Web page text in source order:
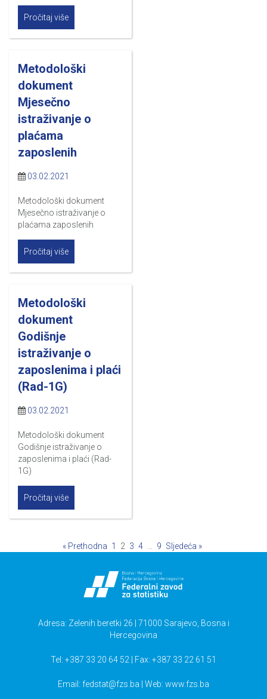
Pročitaj više
Metodološki
dokument
Mjesečno
istraživanje o
plaćama
zaposlenih
03.02.2021
Metodološki dokument
Mjesečno istraživanje o
plaćama zaposlenih
Pročitaj više
Metodološki
dokument
Godišnje
istraživanje o
zaposlenima i plaći
(Rad-1G)
03.02.2021
Metodološki dokument
Godišnje istraživanje o
zaposlenima i plaći (Rad-
1G)
Pročitaj više
« Prethodna 1 2 3 4 9 Sljedeća »
Adresa: Zelenih beretki 26 | 71000 Sarajevo, Bosna i
Hercegovina
Tel: +387 33 20 64 52 | Fax: +387 33 22 61 51
Email: fedstat@fzs.ba | Web: www.fzs.ba